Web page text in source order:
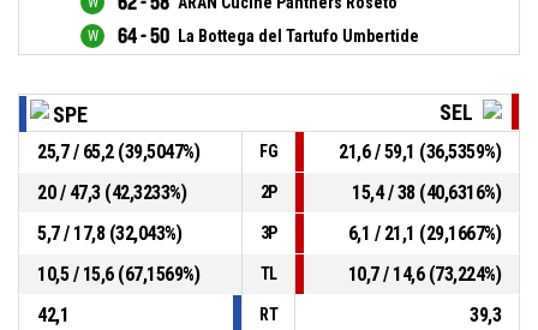
64 - 50 La Bottega del Tartufo Umbertide
SPE SEL
25,7 / 65,2 (39,5047%) FG
21,6 / 59,1 (36,5359%)
20 / 47,3 (42,3233%)
2P
15,4 / 38 (40,6316%)
5,7 / 17,8 (32,043%)
3P
6,1 / 21,1 (29,1667%)
10,5 / 15,6 (67,1569%)
TL
10,7 / 14,6 (73,224%)
42,1
RT
39,3